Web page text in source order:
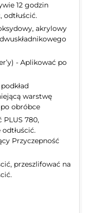
12 godzin
odtłuścić.
akrylowy
- Aplikować po
warstwę
obróbce
PLUS 780,
Przyczepność
przeszlifować na